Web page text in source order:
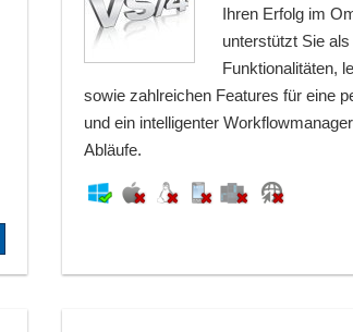
Ihren Erfolg im
unterstützt Sie
Funktionalitäten,
sowie zahlreichen Features für eine
und ein intelligenter
Abläufe.